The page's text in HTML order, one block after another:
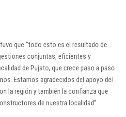
que “todo esto es el resultado de
conjuntas, eficientes y
de Pujato, que crece paso a paso
Estamos agradecidos del apoyo del
la región y también la confianza que
de nuestra localidad”.